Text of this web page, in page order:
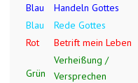
Blau
Handeln Gottes
Blau
Rede Gottes
Rot
Betrift mein Leben
Grün
Verheißung /
Versprechen